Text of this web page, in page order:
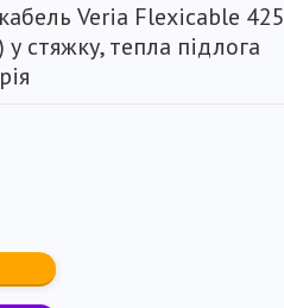
Veria Flexicable 425
стяжку, тепла підлога